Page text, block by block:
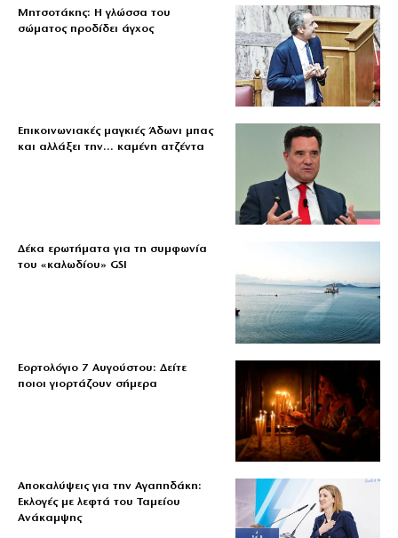
Μητσοτάκης: Η γλώσσα του
σώματος προδίδει άγχος
Επικοινωνιακές μαγκιές Άδωνι μπας
και αλλάξει την… καμένη ατζέντα
Δέκα ερωτήματα για τη συμφωνία
του «καλωδίου» GSI
Εορτολόγιο 7 Αυγούστου: Δείτε
ποιοι γιορτάζουν σήμερα
Αποκαλύψεις για την Αγαπηδάκη:
Εκλογές με λεφτά του Ταμείου
Ανάκαμψης